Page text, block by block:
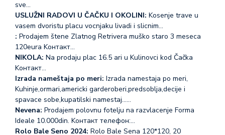
sve…
USLUŽNI RADOVI U ČAČKU I OKOLINI: Kosenje trave u
vasem dvoristu placu vocnjaku livadi i slicnim…
: Prodajem štene Zlatnog Retrivera muško staro 3 meseca
120eura Koнтакт…
NIKOLA: Na prodaju plac 16.5 ari u Kulinovci kod Čačka
Koнтакт…
Izrada nameštaja po meri: Izrada namestaja po meri,
Kuhinje,ormari,americki garderoberi,predsoblja,decije i
spavace sobe,kupatilski namestaj...…
Nevena: Prodajem polovnu fotelju na razvlacenje Forma
Ideale 10.000din. Koнтакт телефон:…
Rolo Bale Seno 2024: Rolo Bale Sena 120*120, 20